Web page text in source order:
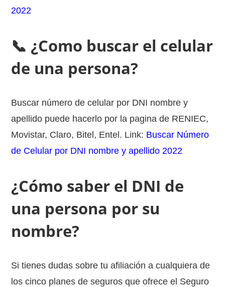
2022
📞 ¿Como buscar el celular
de una persona?
Buscar número de celular por DNI nombre y
apellido puede hacerlo por la pagina de RENIEC,
Movistar, Claro, Bitel, Entel. Link: Buscar Número
de Celular por DNI nombre y apellido 2022
¿Cómo saber el DNI de
una persona por su
nombre?
Si tienes dudas sobre tu afiliación a cualquiera de
los cinco planes de seguros que ofrece el Seguro